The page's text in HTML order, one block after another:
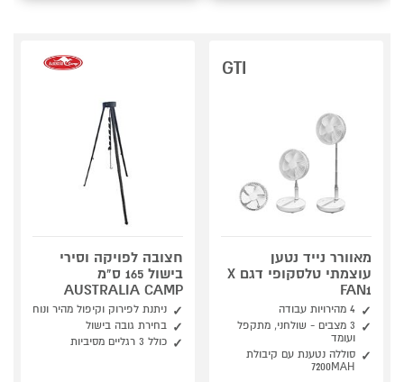
GTI
מאוורר נייד נטען
עוצמתי טלסקופי דגם X
FAN1
4 מהירויות עבודה
3 מצבים - שולחני, מתקפל
ועומד
סוללה נטענת עם קיבולת
7200MAH
חצובה לפויקה וסירי
בישול 165 ס"מ
AUSTRALIA CAMP
ניתנת לפירוק וקיפול מהיר ונוח
בחירת גובה בישול
כולל 3 רגליים מסיביות